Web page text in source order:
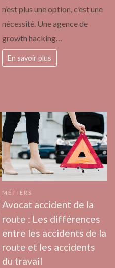
n’est plus une option, c’est une
nécessité. Une agence de
growth hacking…
En savoir plus
MÉTIERS
Avocat accident de la
route : Les différences
entre les accidents de la
route et les accidents
du travail